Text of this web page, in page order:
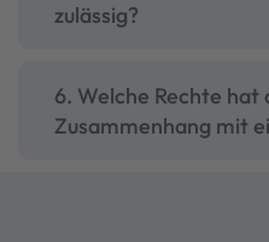
zulässig?
6. Welche Rechte
Zusammenhang mit